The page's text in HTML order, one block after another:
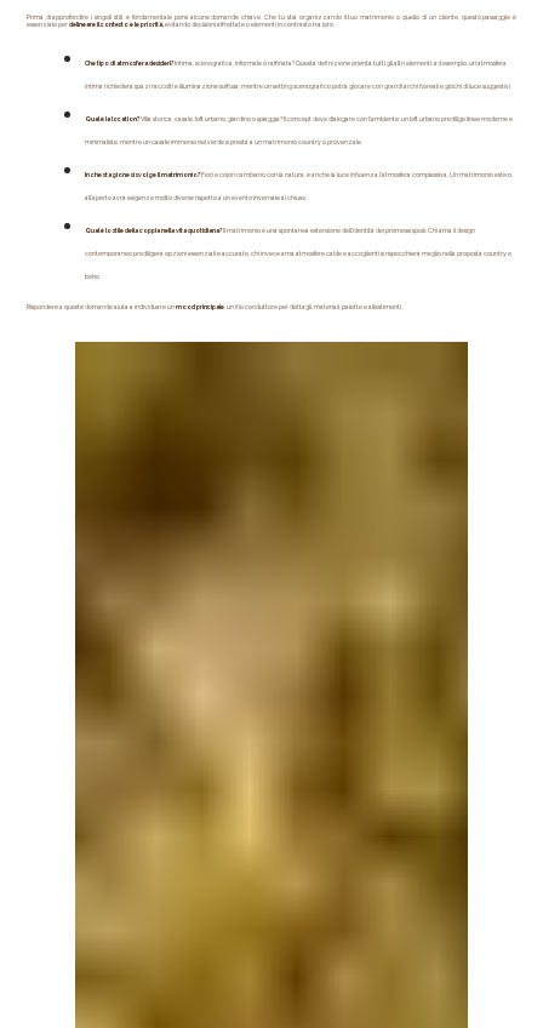
Prima di approfondire i singoli stili, è fondamentale porsi alcune domande chiave. Che tu stia organizzando il tuo matrimonio o quello di un cliente, questo passaggio è
essenziale per delineare il contesto e le priorità, evitando decisioni affrettate o elementi in contrasto tra loro.
Che tipo di atmosfera desideri? Intima, scenografica, informale o raffinata? Questa definizione orienta tutti gli altri elementi: ad esempio, un’atmosfera
intima richiederà spazi raccolti e illuminazione soffusa, mentre un setting scenografico potrà giocare con grandi archi floreali e giochi di luce suggestivi.
Qual è la location? Villa storica, casale, loft urbano, giardino o spiaggia? Il concept deve dialogare con l’ambiente: un loft urbano predilige linee moderne e
minimaliste, mentre un casale immerso nel verde si presta a un matrimonio country o provenzale.
In che stagione si svolge il matrimonio? Fiori e colori cambiano con la natura, e anche la luce influenza l’atmosfera complessiva. Un matrimonio estivo
all’aperto avrà esigenze molto diverse rispetto a un evento invernale al chiuso.
Qual è lo stile della coppia nella vita quotidiana? Il matrimonio è una spontanea estensione dell’identità dei promessi sposi. Chi ama il design
contemporaneo prediligerà opzioni essenziali e accurate, chi invece ama atmosfere calde e accoglienti si rispecchierà meglio nella proposta country o
boho.
Rispondere a queste domande aiuta a individuare un mood principale, un filo conduttore per dettagli, materiali, palette e allestimenti.